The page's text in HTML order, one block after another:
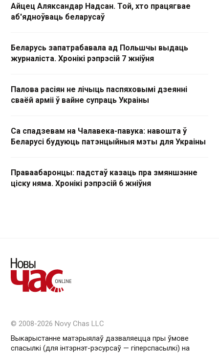
Айцец Аляксандар Надсан. Той, хто працягвае
аб'ядноўваць беларусаў
Беларусь запатрабавала ад Польшчы выдаць
журналіста. Хронікі рэпрэсій 7 жніўня
Палова расіян не лічыць паспяховымі дзеянні
сваёй арміі ў вайне супраць Украіны
Са спадзевам на Чалавека-павука: навошта ў
Беларусі будуюць патэнцыйныя мэты для Украіны
Праваабаронцы: падстаў казаць пра змяншэнне
ціску няма. Хронікі рэпрэсій 6 жніўня
© 2008-2026 Novy Chas LLC
Выкарыстанне матэрыялаў дазваляецца пры ўмове
спасылкі (для інтэрнэт-рэсурсаў — гiперспасылкi) на